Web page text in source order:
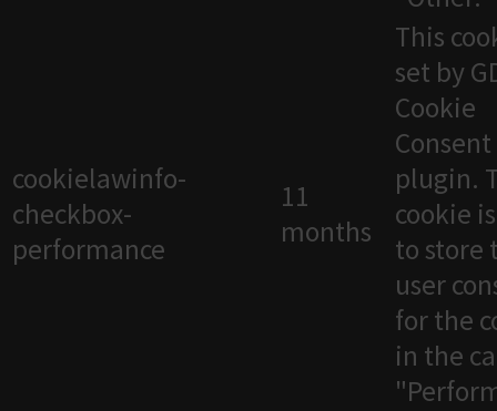
cookielawinfo-
checkbox-
performance
11
months
This
set by
Cookie
Consent
plugin.
cookie
to store
user
for the
in the